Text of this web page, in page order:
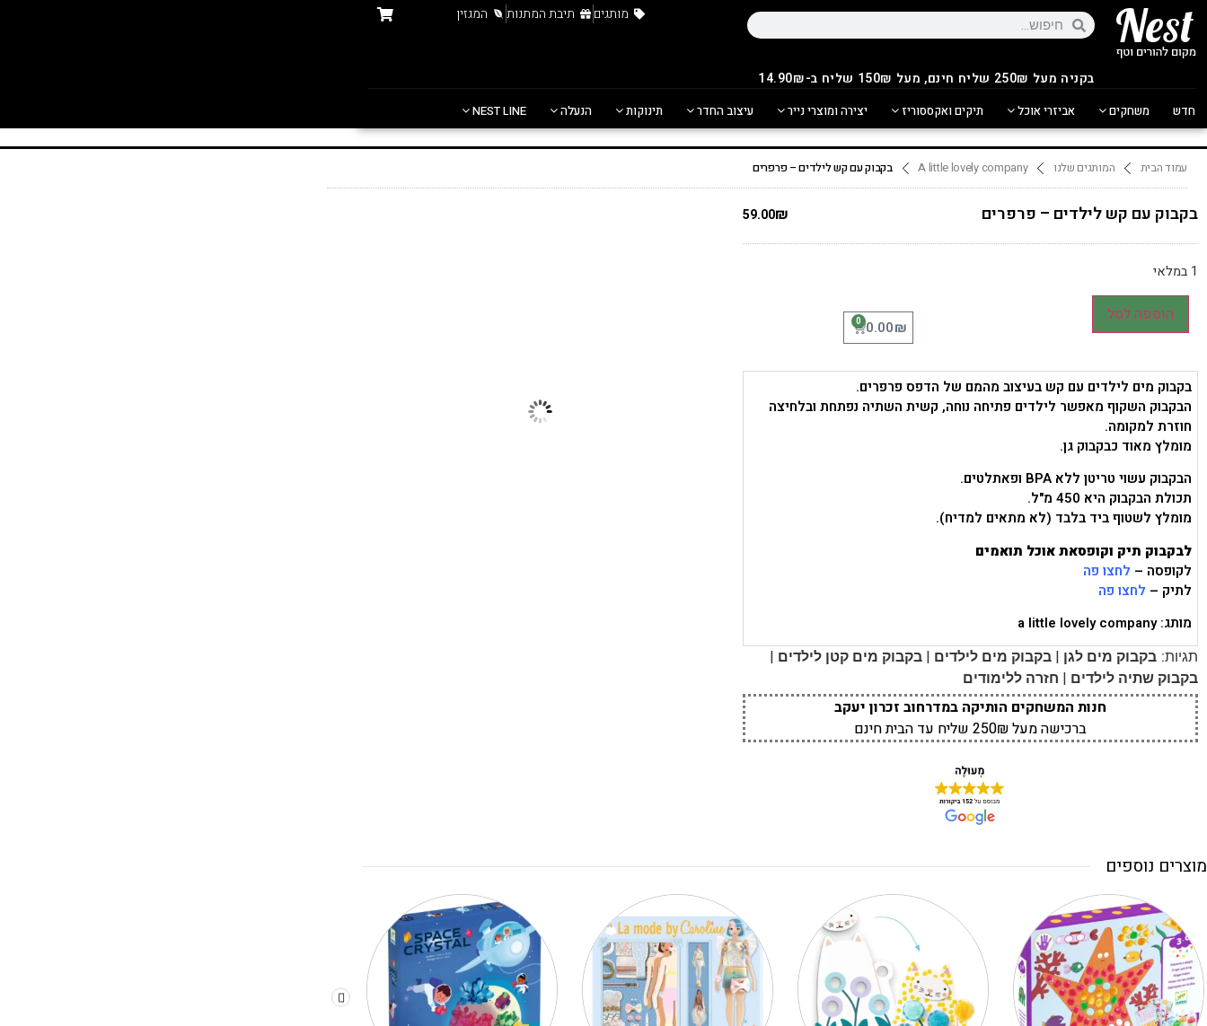
בקניה מעל 250 ₪ שליח חינם, מעל 150₪ שליח ב-14.90₪
מותגים תיבת המתנות המגזין
חדש משחקים אביזרי אוכל תיקים ואקססוריז יצירה ומוצרי נייר עיצוב החדר תינוקות הנעלה NEST LINE
עמוד הבית המותגים שלנו A little lovely company בקבוק עם קש לילדים – פרפרים
בקבוק עם קש לילדים – פרפרים 59.00₪
1 במלאי
הוספה לסל
0.00₪
0
בקבוק מים לילדים עם קש בעיצוב מהמם של הדפס פרפרים.
הבקבוק השקוף מאפשר לילדים פתיחה נוחה, קשית השתיה נפתחת ובלחיצה
חוזרת למקומה.
מומלץ מאוד כבקבוק גן.
הבקבוק עשוי טריטן ללא BPA ופאתלטים.
תכולת הבקבוק היא 450 מ"ל.
מומלץ לשטוף ביד בלבד (לא מתאים למדיח).
לבקבוק תיק וקופסאת אוכל תואמים
לקופסה – לחצו פה
לתיק – לחצו פה
מותג: a little lovely company
תגיות: בקבוק מים לגן | בקבוק מים לילדים | בקבוק מים קטן לילדים |
בקבוק שתיה לילדים | חזרה ללימודים
חנות המשחקים הותיקה במדרחוב זכרון יעקב
ברכישה מעל 250₪ שליח עד הבית חינם
מוצרים נוספים